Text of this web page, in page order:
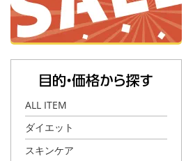
ALL ITEM
ダイエット
スキンケア